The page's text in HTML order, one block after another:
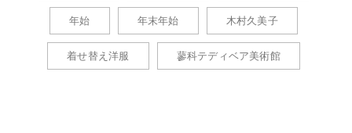
年始 年末年始 木村久美子
着せ替え洋服 蓼科テディベア美術館